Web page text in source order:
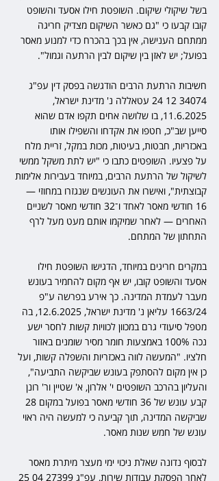
בשל שיקולי שיקום. השופטת חילו אסעד והשופט
קובו קבעו כי "גם כאשר השיקום מצדיק חריגה
ממתחם הענישה, אין בכך בהכרח כדי למנוע מאסר
בפועל; יש לאזן בין שיקום לבין הרתעה וגמול".
חשיבות הרתעת הרבים הודגשה בפסק דין עפ"ג
34074 12 24 עטאללה נ' מדינת ישראל,
11.6.2025, בו שלושה אחים תקפו אדם שהוא
סייען שב"כ, חטפו את אקדחו והשפילו אותו
באכזריות, חבטות, בעיטות, מכות במקל, זריית מלח
על פצעיו. השופטים כתבו כי "יש לתת משקל ממשי
לשיקול של הרתעת הרבים, במיוחד בעבירות אלימות
קבוצתית", ואישרו את העונשים שנגזרו במחוזי —
16 חודשי מאסר לאחד ו־32 חודשי מאסר לשניים
האחרים — לאחר שמיקמו אותם מעט מעל לרף
התחתון של המתחם.
במקרים חריגים במיוחד, הדגישו השופטת חילו
אסעד והשופט קובו, יש אף מקום להחמיר בעונש
מעבר לעמדת המדינה. כך אירע בפרשה ע"פ
1663/24 עליאן נ' מדינת ישראל, 12.6.2025, בה
מטפל סיעודי גרם במכוון לכוויות קשות לחסר ישע
נכה 100% באמצעות חומר מסיר שומנים באזור
חלציו. "המעשה לווה באכזריות והשפלה קשות, ועל
כן אין מקום להסתפק בעונש שביקשה התביעה",
והעליון בהרכב השופטים י' אלרון, א' שטיין ור' רונן
שביקשה המדינה, תוך קביעה כי למעשה היה ראוי
עונש של חמש שנות מאסר.
לבסוף נדונה שאלת ניכוי ימי מעצר מיתרת מאסר